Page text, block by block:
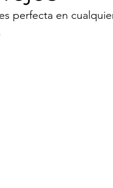
Panes Panqueca
perfecta en